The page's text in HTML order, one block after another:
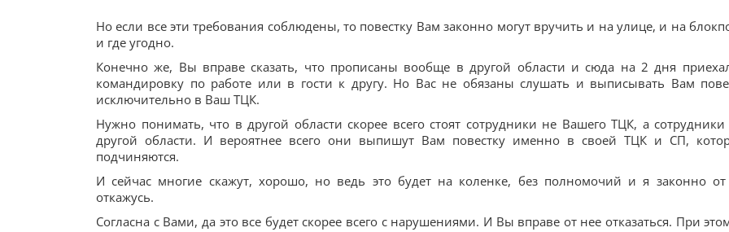
Но если все эти требования соблюдены, то повестку Вам законно могут вручить и на улице, и на
и где угодно.
Конечно же, Вы вправе сказать, что прописаны вообще в другой области и сюда на 2 дня
командировку по работе или в гости к другу. Но Вас не обязаны слушать и выписывать Вам
исключительно в Ваш ТЦК.
Нужно понимать, что в другой области скорее всего стоят сотрудники не Вашего ТЦК, а
другой области. И вероятнее всего они выпишут Вам повестку именно в своей ТЦК и СП,
подчиняются.
И сейчас многие скажут, хорошо, но ведь это будет на коленке, без полномочий и я законно
откажусь.
Согласна с Вами, да это все будет скорее всего с нарушениями. И Вы вправе от нее отказаться. При